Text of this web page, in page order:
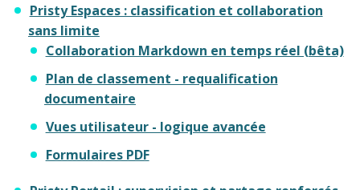
Pristy Espaces : classification et collaboration
sans limite
Collaboration Markdown en temps réel (bêta)
Plan de classement - requalification
documentaire
Vues utilisateur - logique avancée
Formulaires PDF